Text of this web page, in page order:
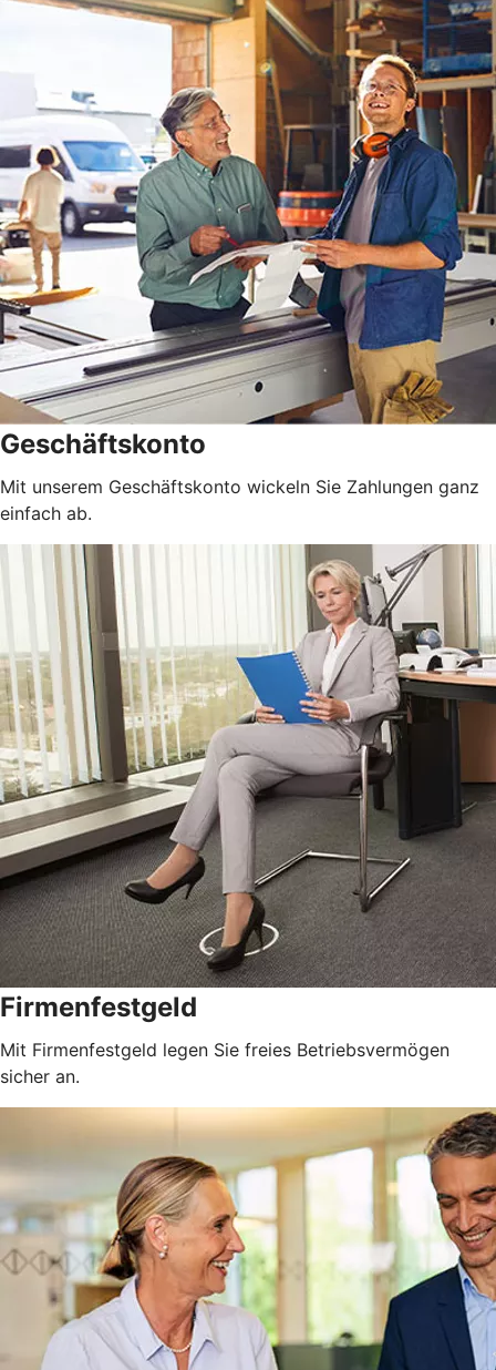
Geschäftskonto
Mit unserem Geschäftskonto wickeln Sie Zahlungen ganz
einfach ab.
Firmenfestgeld
Mit Firmenfestgeld legen Sie freies Betriebsvermögen
sicher an.